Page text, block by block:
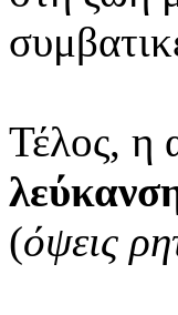
Τέλος, η
(όψεις